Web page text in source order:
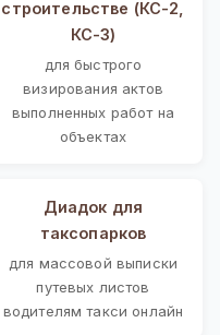
строительстве (КС-2,
КС-3)
для быстрого
визирования актов
выполненных работ на
объектах
Диадок для
таксопарков
для массовой выписки
путевых листов
водителям такси онлайн